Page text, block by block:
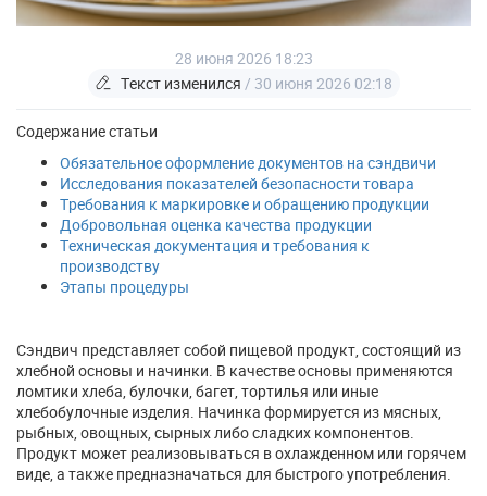
28 июня 2026 18:23
Текст изменился / 30 июня 2026 02:18
Содержание статьи
Обязательное оформление документов на сэндвичи
Исследования показателей безопасности товара
Требования к маркировке и обращению продукции
Добровольная оценка качества продукции
Техническая документация и требования к
производству
Этапы процедуры
Сэндвич представляет собой пищевой продукт, состоящий из
хлебной основы и начинки. В качестве основы применяются
ломтики хлеба, булочки, багет, тортилья или иные
хлебобулочные изделия. Начинка формируется из мясных,
рыбных, овощных, сырных либо сладких компонентов.
Продукт может реализовываться в охлажденном или горячем
виде, а также предназначаться для быстрого употребления.